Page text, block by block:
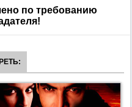
по требованию